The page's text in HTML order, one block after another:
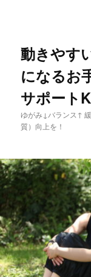
動きやす
になるお
サポート
ゆがみ↓バランス↑
質）向上を！